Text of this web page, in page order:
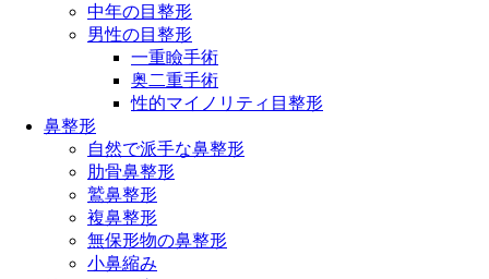
中年の目整形
男性の目整形
一重瞼手術
奥二重手術
性的マイノリティ目整形
鼻整形
自然で派手な鼻整形
肋骨鼻整形
鷲鼻整形
複鼻整形
無保形物の鼻整形
小鼻縮み